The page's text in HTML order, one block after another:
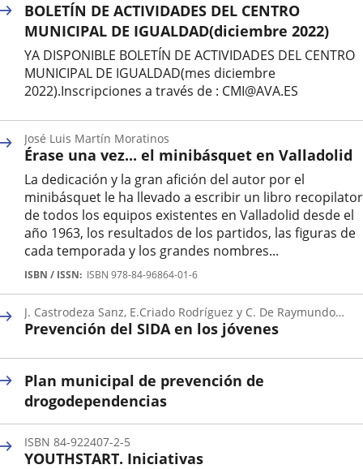
BOLETÍN DE ACTIVIDADES DEL CENTRO
MUNICIPAL DE IGUALDAD(diciembre 2022)
YA DISPONIBLE BOLETÍN DE ACTIVIDADES DEL CENTRO
MUNICIPAL DE IGUALDAD(mes diciembre
2022).Inscripciones a través de : CMI@AVA.ES
Érase una vez... el minibásquet en Valladolid
La dedicación y la gran afición del autor por el
minibásquet le ha llevado a escribir un libro
de todos los equipos existentes en Valladolid desde el
año 1963, los resultados de los partidos, las figuras de
cada temporada y los grandes nombres...
Autor
José Luis Martín Moratinos
ISBN / ISSN ISBN 978-84-96864-01-6
Prevención del SIDA en los jóvenes
J. Castrodeza Sanz, E.Criado Rodríguez y C. De Raymundo
Sánchez
Plan municipal de prevención de
drogodependencias
YOUTHSTART. Iniciativas
ISBN 84-922407-2-5